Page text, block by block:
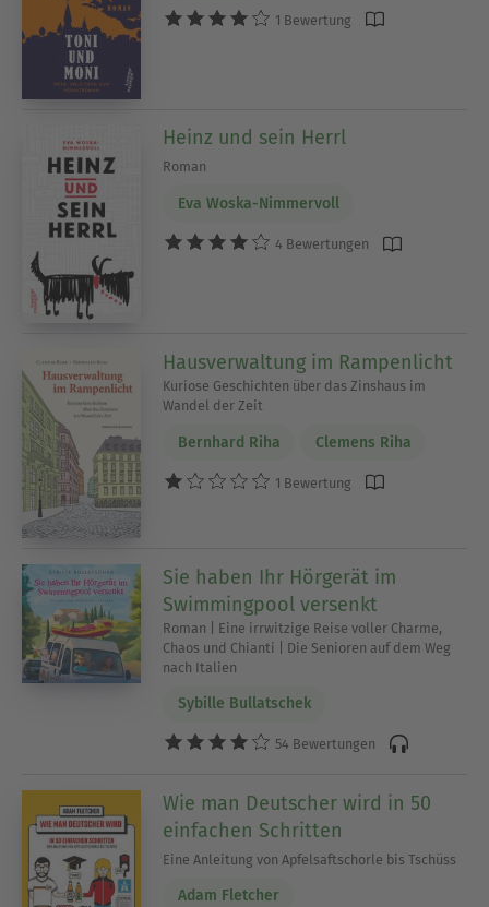
1 Bewertung
Heinz und sein Herrl
Roman
Eva Woska-Nimmervoll
4 Bewertungen
Hausverwaltung im Rampenlicht
Kuriose Geschichten über das Zinshaus im
Wandel der Zeit
Bernhard Riha Clemens Riha
1 Bewertung
Sie haben Ihr Hörgerät im
Swimmingpool versenkt
Roman | Eine irrwitzige Reise voller Charme,
Chaos und Chianti | Die Senioren auf dem Weg
nach Italien
Sybille Bullatschek
54 Bewertungen
Wie man Deutscher wird in 50
einfachen Schritten
Eine Anleitung von Apfelsaftschorle bis Tschüss
Adam Fletcher